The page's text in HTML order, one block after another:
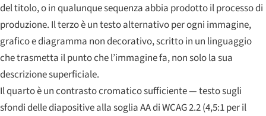
del titolo, o in qualunque sequenza abbia prodotto il processo di
produzione. Il terzo è un testo alternativo per ogni immagine,
grafico e diagramma non decorativo, scritto in un linguaggio
che trasmetta il punto che l’immagine fa, non solo la sua
descrizione superficiale.
Il quarto è un contrasto cromatico sufficiente — testo sugli
sfondi delle diapositive alla soglia AA di WCAG 2.2 (4,5:1 per il